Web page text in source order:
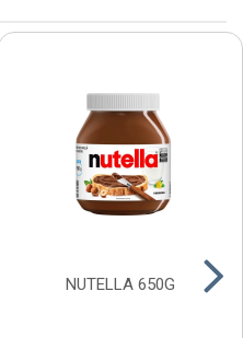
NUTELLA 650G